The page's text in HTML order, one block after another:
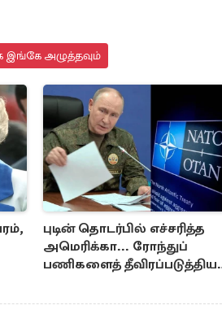
இங்கே அழுத்தவும்
புடின் தொடர்பில் எச்சரித்த
அமெரிக்கா... ரோந்துப்
பணிகளைத் தீவிரப்படுத்திய